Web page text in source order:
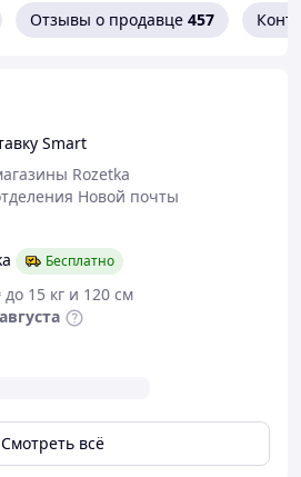
103 см
для мужчины.
а не только голову.
и прочный каркас
— не скользит в руке
ручка
Отзывы о продавце 457
Smart
Rozetka
Новой почты
Бесплатно
до 15 кг и 120 см
Смотреть всё